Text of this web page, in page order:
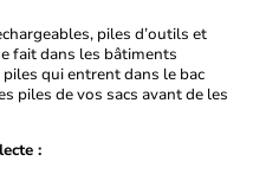
piles d’outils et
fait dans les bâtiments
qui entrent dans le bac
piles de vos sacs avant de les
: